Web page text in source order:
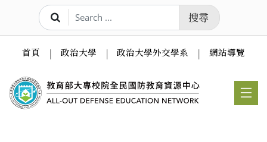
跳到主要內容
搜尋
首頁 政治大學 政治大學外交學系 網站導覽